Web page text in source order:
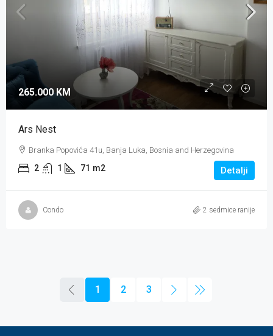
265.000 KM
Ars Nest
Branka Popovića 41u, Banja Luka, Bosnia and Herzegovina
2 1 71 m2 Detalji
Condo 2 sedmice ranije
1 2 3